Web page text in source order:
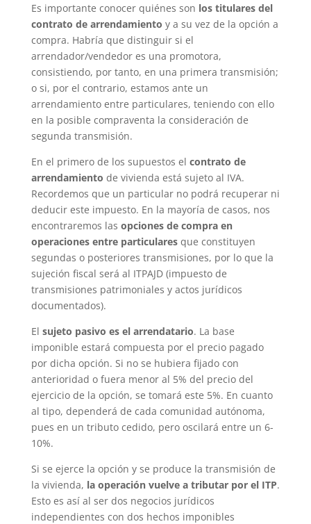
Es importante conocer quiénes son los titulares del
contrato de arrendamiento y a su vez de la opción a
compra. Habría que distinguir si el
arrendador/vendedor es una promotora,
consistiendo, por tanto, en una primera transmisión;
o si, por el contrario, estamos ante un
arrendamiento entre particulares, teniendo con ello
en la posible compraventa la consideración de
segunda transmisión.
En el primero de los supuestos el contrato de
arrendamiento de vivienda está sujeto al IVA.
Recordemos que un particular no podrá recuperar ni
deducir este impuesto. En la mayoría de casos, nos
encontraremos las opciones de compra en
operaciones entre particularesque constituyen
segundas o posteriores transmisiones, por lo que la
sujeción fiscal será al ITPAJD (impuesto de
transmisiones patrimoniales y actos jurídicos
documentados).
El sujeto pasivo es el arrendatario. La base
imponible estará compuesta por el precio pagado
por dicha opción. Si no se hubiera fijado con
anterioridad o fuera menor al 5% del precio del
ejercicio de la opción, se tomará este 5%. En cuanto
al tipo, dependerá de cada comunidad autónoma,
pues en un tributo cedido, pero oscilará entre un 6-
10%.
Si se ejerce la opción y se produce la transmisión de
la vivienda, la operación vuelve a tributar por el ITP.
Esto es así al ser dos negocios jurídicos
independientes con dos hechos imponibles